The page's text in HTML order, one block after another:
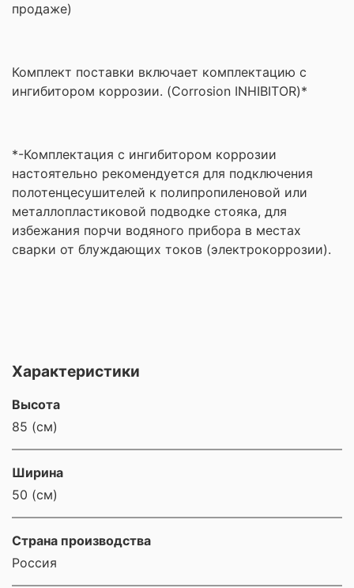
продаже)
Комплект поставки включает комплектацию с
ингибитором коррозии. (Corrosion INHIBITOR)*
*-Комплектация с ингибитором коррозии
настоятельно рекомендуется для подключения
полотенцесушителей к полипропиленовой или
металлопластиковой подводке стояка, для
избежания порчи водяного прибора в местах
сварки от блуждающих токов (электрокоррозии).
Характеристики
Высота
85 (см)
Ширина
50 (см)
Страна производства
Россия